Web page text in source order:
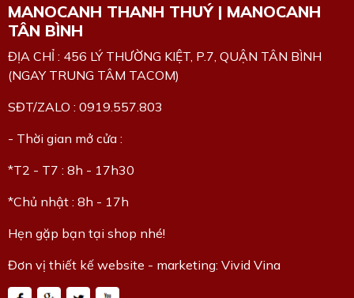
MANOCANH THANH THUÝ | MANOCANH
TÂN BÌNH
ĐỊA CHỈ : 456 LÝ THƯỜNG KIỆT, P.7, QUẬN TÂN BÌNH
(NGAY TRUNG TÂM TACOM)
SĐT/ZALO : 0919.557.803
- Thời gian mở cửa :
*T2 - T7 : 8h - 17h30
*Chủ nhật : 8h - 17h
Hẹn gặp bạn tại shop nhé!
Đơn vị thiết kế website - marketing: Vivid Vina